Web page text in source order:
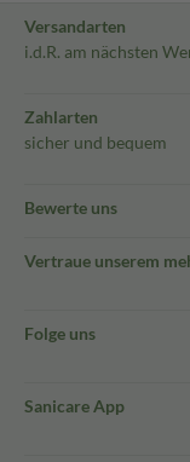
Versandarten
i.d.R. am nächsten
Zahlarten
sicher und bequem
Bewerte uns
Vertraue unserem
Folge uns
Sanicare App